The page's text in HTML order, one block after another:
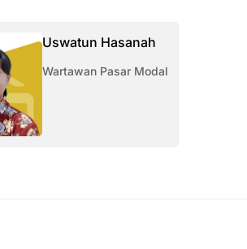
Uswatun Hasanah
Wartawan Pasar Modal